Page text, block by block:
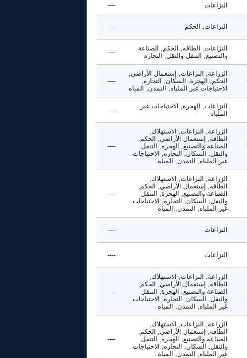
النزاعات ----
النزاعات, الحكم ----
النزاعات, الطاقه, الحكم, الصناعة
والتصنيع, التنقل والنقل, التجاره
----
الزراعة, النزاعات, إستعمال الأراضي,
الحكم, الهجرة, السكان, التجاره,
الاحتياجات غير الملباه, التمدن, المياه
----
النزاعات, الهجرة, الاحتياجات غير
الملباه
----
الزراعة, النزاعات, الاستهلاك,
الطاقه, إستعمال الأراضي, الحكم,
الصناعة والتصنيع, الهجرة, التنقل
والنقل, السكان, التجاره, الاحتياجات
غير الملباه, التمدن, المياه
----
الزراعة, النزاعات, الاستهلاك,
الطاقه, إستعمال الأراضي, الحكم,
الصناعة والتصنيع, الهجرة, التنقل
والنقل, السكان, التجاره, الاحتياجات
غير الملباه, التمدن, المياه
----
النزاعات ----
النزاعات ----
الزراعة, النزاعات, الاستهلاك,
الطاقه, إستعمال الأراضي, الحكم,
الصناعة والتصنيع, الهجرة, التنقل
والنقل, السكان, التجاره, الاحتياجات
غير الملباه, التمدن, المياه
----
الزراعة, النزاعات, الاستهلاك,
الطاقه, إستعمال الأراضي, الحكم,
الصناعة والتصنيع, الهجرة, التنقل
والنقل, السكان, التجاره, الاحتياجات
غير الملباه, التمدن, المياه
----